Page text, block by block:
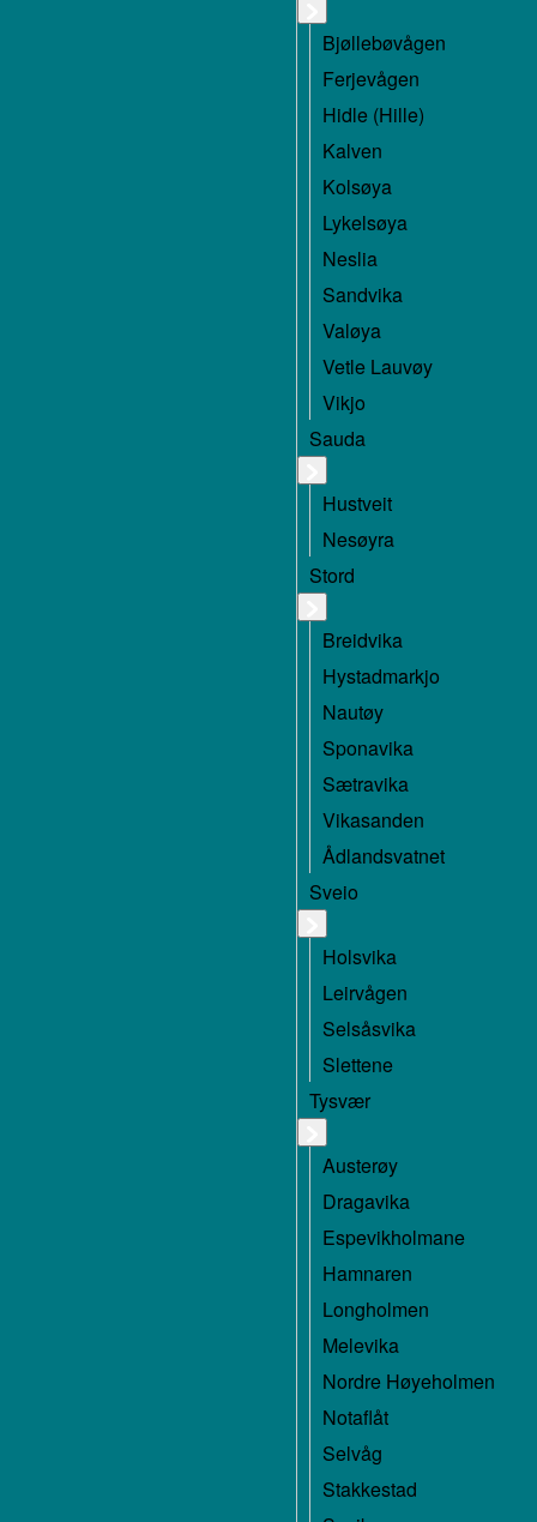
Bjøllebøvågen
Ferjevågen
Hidle (Hille)
Kalven
Kolsøya
Lykelsøya
Neslia
Sandvika
Valøya
Vetle Lauvøy
Vikjo
Sauda
Hustveit
Nesøyra
Stord
Breidvika
Hystadmarkjo
Nautøy
Sponavika
Sætravika
Vikasanden
Ådlandsvatnet
Sveio
Holsvika
Leirvågen
Selsåsvika
Slettene
Tysvær
Austerøy
Dragavika
Espevikholmane
Hamnaren
Longholmen
Melevika
Nordre Høyeholmen
Notaflåt
Selvåg
Stakkestad